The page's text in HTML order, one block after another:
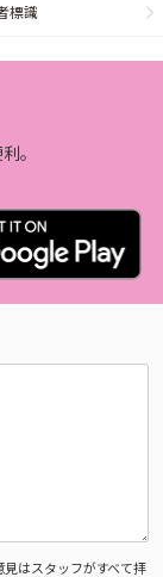
標識
。
はスタッフがすべて拝